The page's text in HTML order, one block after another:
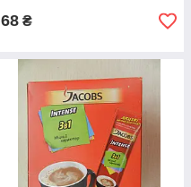
68 ₴